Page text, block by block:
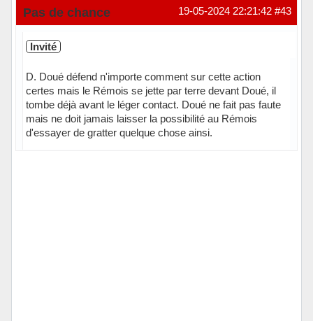
Hors ligne #43
19-05-2024 22:21:42
Pas de chance
Invité
D. Doué défend n'importe comment sur cette action
certes mais le Rémois se jette par terre devant Doué, il
tombe déjà avant le léger contact. Doué ne fait pas faute
mais ne doit jamais laisser la possibilité au Rémois
d'essayer de gratter quelque chose ainsi.